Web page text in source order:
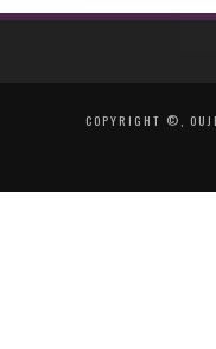
COPYRIGHT ©,